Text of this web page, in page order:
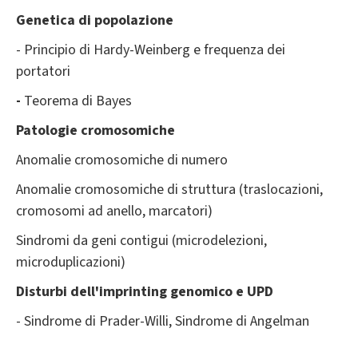
Genetica di popolazione
- Principio di Hardy-Weinberg e frequenza dei
portatori
- Teorema di Bayes
Patologie cromosomiche
Anomalie cromosomiche di numero
Anomalie cromosomiche di struttura (traslocazioni,
cromosomi ad anello, marcatori)
Sindromi da geni contigui (microdelezioni,
microduplicazioni)
Disturbi dell'imprinting genomico e UPD
- Sindrome di Prader-Willi, Sindrome di Angelman